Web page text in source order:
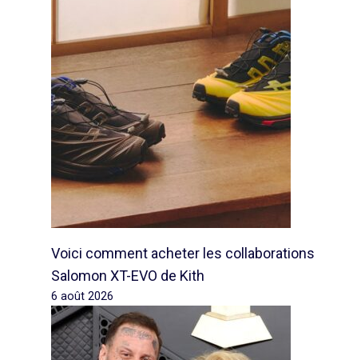
Voici comment acheter les collaborations
Salomon XT-EVO de Kith
6 août 2026